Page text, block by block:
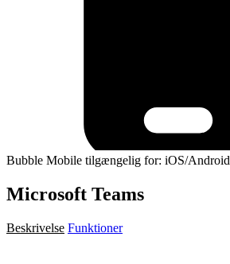
Bubble Mobile tilgængelig for: iOS/Android
Microsoft Teams
Beskrivelse Funktioner